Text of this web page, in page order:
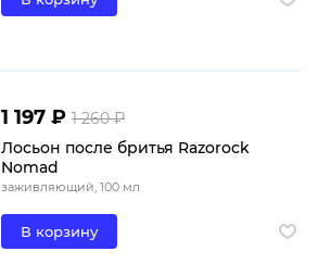
1 197 ₽ 1 260 ₽
Лосьон после бритья Razorock
Nomad
заживляющий, 100 мл
В корзину